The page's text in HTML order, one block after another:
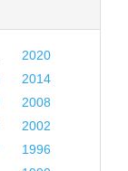
2020
2014
2008
2002
1996